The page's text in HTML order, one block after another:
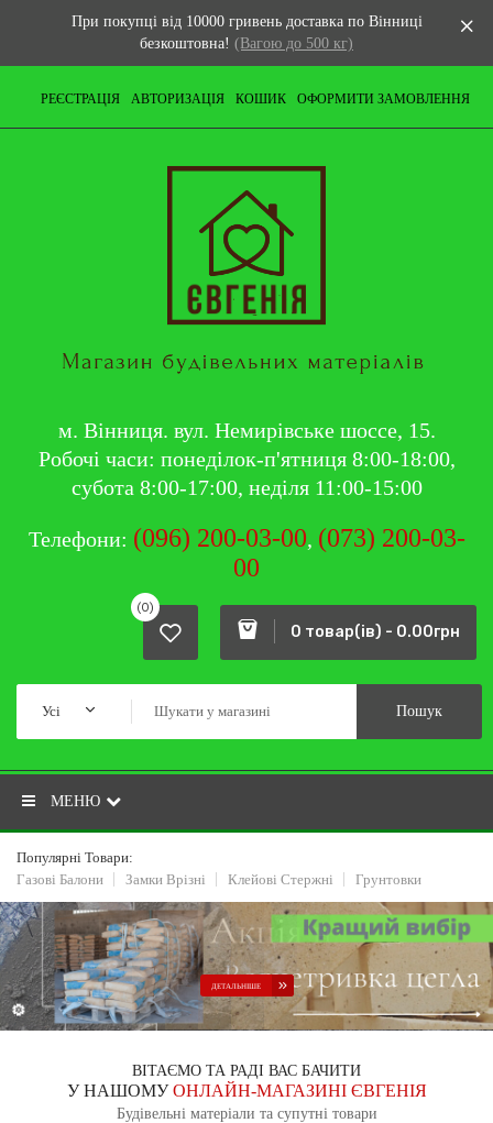
При покупці від 10000 гривень доставка по Вінниці
безкоштовна! (Вагою до 500 кг)
РЕЄСТРАЦІЯ АВТОРИЗАЦІЯ КОШИК ОФОРМИТИ ЗАМОВЛЕННЯ
м. Вінниця. вул. Немирівське шоссе, 15.
Робочі часи: понеділок-п'ятниця 8:00-18:00,
субота 8:00-17:00, неділя 11:00-15:00
Телефони: (096) 200-03-00, (073) 200-03-
00
0 товар(ів) - 0.00грн
(0)
Усі Пошук
МЕНЮ
Популярні Товари:
Газові Балони
Замки Врізні Клейові Стержні Грунтовки
ДЕТАЛЬНІШЕ
ВІТАЄМО ТА РАДІ ВАС БАЧИТИ
У НАШОМУОНЛАЙН-МАГАЗИНІ ЄВГЕНІЯ
Будівельні матеріали та супутні товари